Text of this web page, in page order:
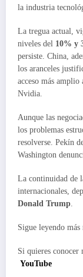
la industria
La tregua actual,
niveles del 10% y
persiste. China,
los aranceles
acceso más amplio
Nvidia.
Aunque las
los problemas
resolverse. Pekín
Washington
La continuidad de
internacionales,
Donald Trump.
Sigue leyendo más
Si quieres conocer
YouTube